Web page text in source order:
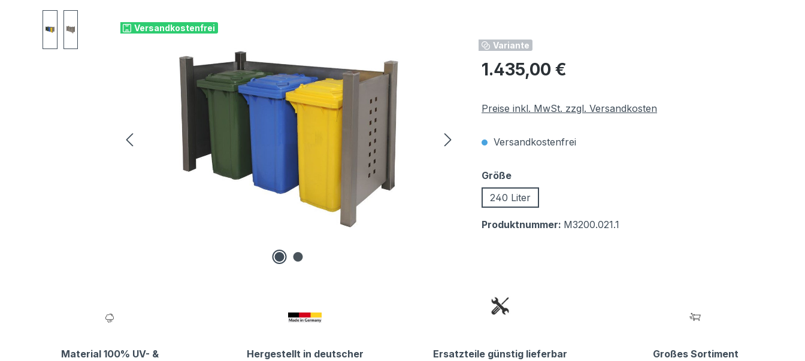
Versandkostenfrei
Variante
Regulärer Preis:
1.435,00 €
Preise inkl. MwSt. zzgl. Versandkosten
Versandkostenfrei
Größeauswählen
240 Liter
Produktnummer: M3200.021.1
Material 100% UV- &
Hergestellt in deutscher
Ersatzteile günstig lieferbar Großes Sortiment